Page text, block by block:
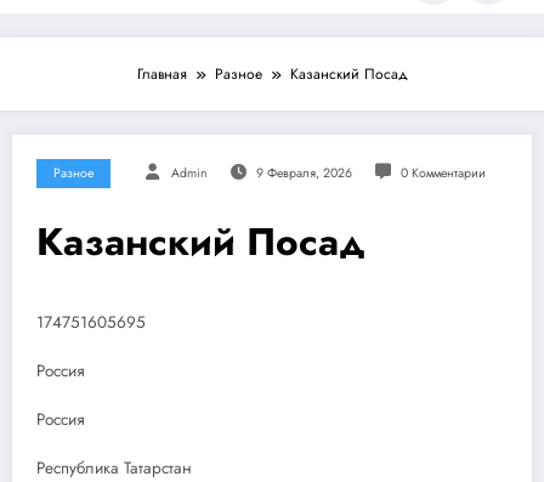
Главная Разное Казанский Посад
Разное Admin 9 Февраля, 2026 0 Комментарии
Казанский Посад
174751605695
Россия
Россия
Республика Татарстан